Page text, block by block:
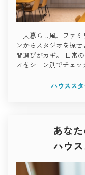
一人暮らし風、ファ
ンからスタジオを探
間選びがカギ。 日常
オをシーン別でチェッ
ハウスス
あな
ハウ